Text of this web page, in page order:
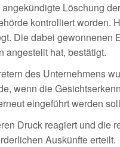
Löschung
kontrolliert worden.
Die dabei gewonnenen
angestellt hat, bestätigt.
des Unternehmens
wenn die
eingeführt werden
Druck reagiert und
Auskünfte